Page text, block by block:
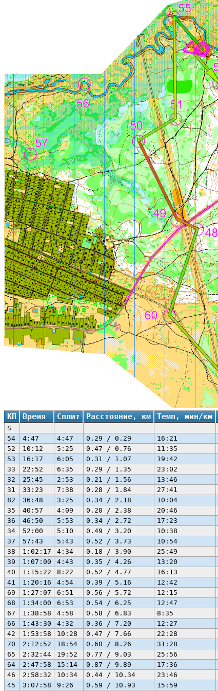
КП Время Сплит Расстояние, км Темп, мин/км
S
54
4:47 4:47 0.29 / 0.29 16:21
52
10:12 5:25 0.47 / 0.76 11:35
53
16:17 6:05 0.31 / 1.07 19:42
33
22:52 6:35 0.29 / 1.35 23:02
32
25:45 2:53 0.21 / 1.56 13:46
31
33:23 7:38 0.28 / 1.84 27:41
82
36:48 3:25 0.34 / 2.18 10:04
35
40:57 4:09 0.20 / 2.38 20:46
36
46:50 5:53 0.34 / 2.72 17:23
34
52:00 5:10 0.49 / 3.20 10:38
37
57:43 5:43 0.52 / 3.73 10:54
38
1:02:17 4:34 0.18 / 3.90 25:49
39
1:07:00 4:43 0.35 / 4.26 13:20
40
1:15:22 8:22 0.52 / 4.77 16:13
41
1:20:16 4:54 0.39 / 5.16 12:42
69
1:27:07 6:51 0.56 / 5.72 12:15
68
1:34:00 6:53 0.54 / 6.25 12:47
67
1:38:58 4:58 0.58 / 6.83 8:35
66
1:43:30 4:32 0.36 / 7.20 12:27
42
1:53:58 10:28 0.47 / 7.66 22:28
70
2:12:52 18:54 0.60 / 8.26 31:28
65
2:32:44 19:52 0.77 / 9.03 25:56
64
2:47:58 15:14 0.87 / 9.89 17:36
46
2:58:32 10:34 0.44 / 10.34 23:46
45
3:07:58 9:26 0.59 / 10.93 15:59